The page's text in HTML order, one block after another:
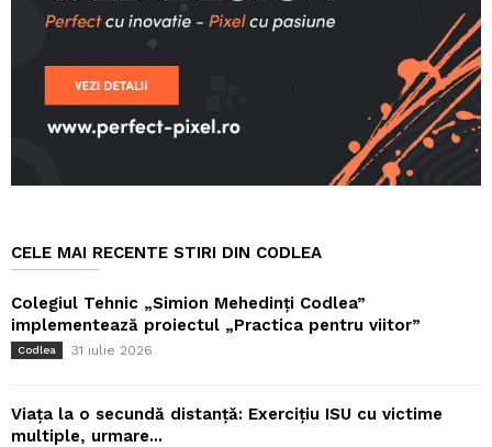
CELE MAI RECENTE STIRI DIN CODLEA
Colegiul Tehnic „Simion Mehedinți Codlea”
implementează proiectul „Practica pentru viitor”
Codlea 31 iulie 2026
Viața la o secundă distanță: Exercițiu ISU cu victime
multiple, urmare...